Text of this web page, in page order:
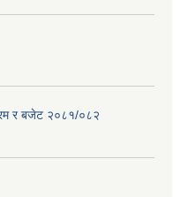
र बजेट २०८१/०८२